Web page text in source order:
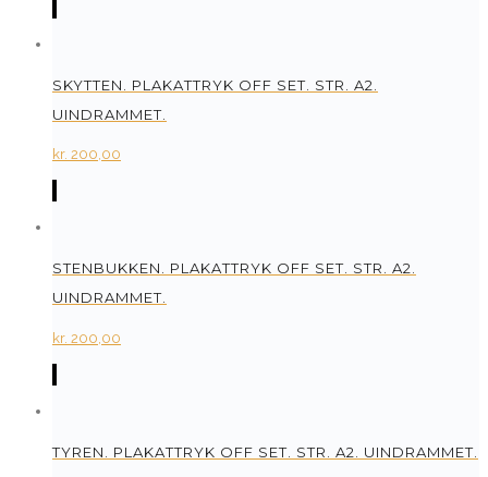
SKYTTEN. PLAKATTRYK OFF SET. STR. A2.
UINDRAMMET.
kr. 200,00
STENBUKKEN. PLAKATTRYK OFF SET. STR. A2.
UINDRAMMET.
kr. 200,00
TYREN. PLAKATTRYK OFF SET. STR. A2. UINDRAMMET.